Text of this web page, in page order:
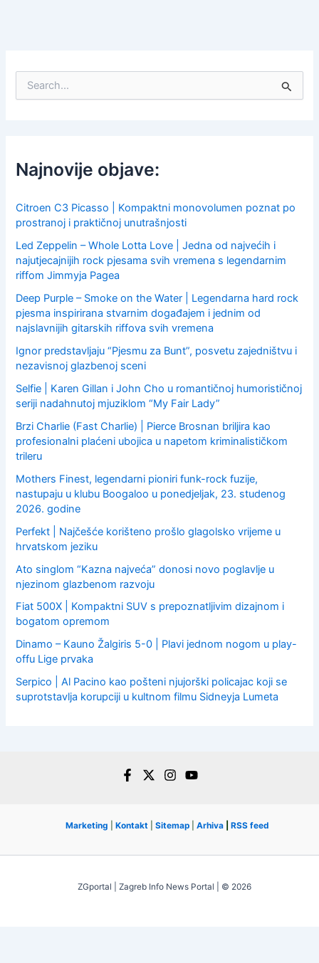
f
o
:
Najnovije objave:
Citroen C3 Picasso | Kompaktni monovolumen poznat po
prostranoj i praktičnoj unutrašnjosti
Led Zeppelin – Whole Lotta Love | Jedna od najvećih i
najutjecajnijih rock pjesama svih vremena s legendarnim
riffom Jimmyja Pagea
Deep Purple – Smoke on the Water | Legendarna hard rock
pjesma inspirirana stvarnim događajem i jednim od
najslavnijih gitarskih riffova svih vremena
Ignor predstavljaju “Pjesmu za Bunt”, posvetu zajedništvu i
nezavisnoj glazbenoj sceni
Selfie | Karen Gillan i John Cho u romantičnoj humorističnoj
seriji nadahnutoj mjuziklom “My Fair Lady”
Brzi Charlie (Fast Charlie) | Pierce Brosnan briljira kao
profesionalni plaćeni ubojica u napetom kriminalističkom
trileru
Mothers Finest, legendarni pioniri funk-rock fuzije,
nastupaju u klubu Boogaloo u ponedjeljak, 23. studenog
2026. godine
Perfekt | Najčešće korišteno prošlo glagolsko vrijeme u
hrvatskom jeziku
Ato singlom “Kazna najveća” donosi novo poglavlje u
njezinom glazbenom razvoju
Fiat 500X | Kompaktni SUV s prepoznatljivim dizajnom i
bogatom opremom
Dinamo – Kauno Žalgiris 5-0 | Plavi jednom nogom u play-
offu Lige prvaka
Serpico | Al Pacino kao pošteni njujorški policajac koji se
suprotstavlja korupciji u kultnom filmu Sidneyja Lumeta
Marketing Kontakt Sitemap Arhiva RSS feed
ZGportal | Zagreb Info News Portal | © 2026